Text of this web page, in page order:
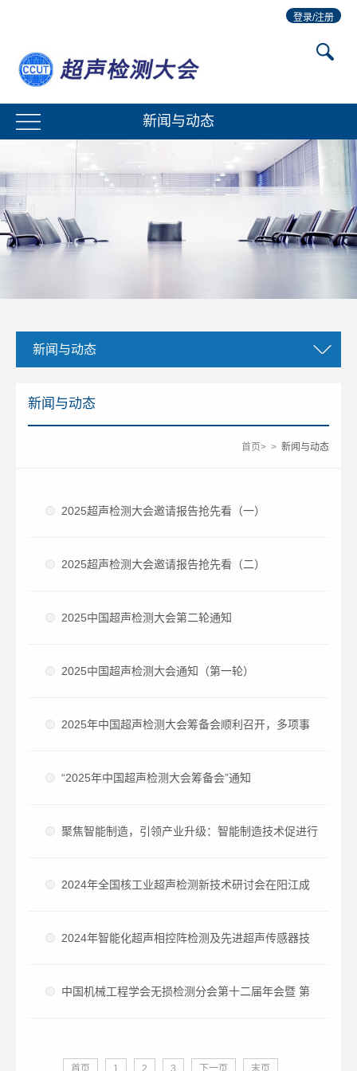
登录/注册
新闻与动态
新闻与动态
新闻与动态
首页> > 新闻与动态
2025超声检测大会邀请报告抢先看（一）
2025超声检测大会邀请报告抢先看（二）
2025中国超声检测大会第二轮通知
2025中国超声检测大会通知（第一轮）
2025年中国超声检测大会筹备会顺利召开，多项事
宜稳步推进
“2025年中国超声检测大会筹备会”通知
聚焦智能制造，引领产业升级：智能制造技术促进行
业转型升级报告会在京召开
2024年全国核工业超声检测新技术研讨会在阳江成
功举办
2024年智能化超声相控阵检测及先进超声传感器技
术交流会在长沙成功召开
中国机械工程学会无损检测分会第十二届年会暨 第
首页 1 2 3 下一页 末页